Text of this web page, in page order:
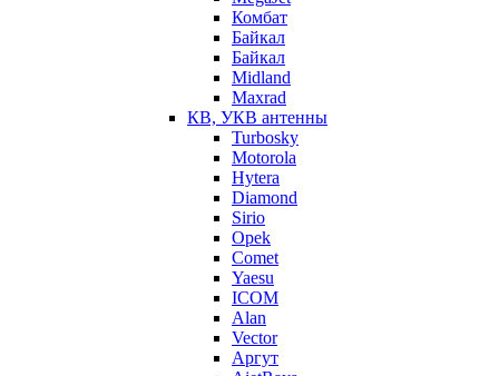
Комбат
Байкал
Байкал
Midland
Maxrad
КВ, УКВ антенны
Turbosky
Motorola
Hytera
Diamond
Sirio
Opek
Comet
Yaesu
ICOM
Alan
Vector
Аргут